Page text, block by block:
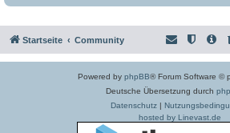
Startseite Community
Powered by phpBB® Forum Software ©
Deutsche Übersetzung durch
Datenschutz|
hosted by Linevast.de